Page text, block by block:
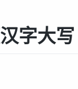
字大写